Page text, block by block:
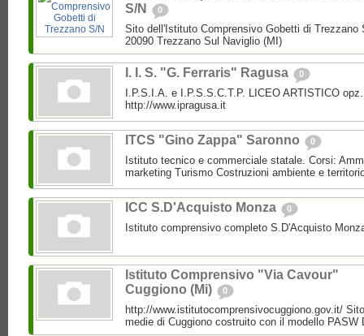
S/N
0
Sito dell'Istituto Comprensivo Gobetti di Trezzano
20090 Trezzano Sul Naviglio (MI)
I. I. S. "G. Ferraris" Ragusa 0
I.P.S.I.A. e I.P.S.S.C.T.P. LICEO ARTISTICO
http://www.ipragusa.it
ITCS "Gino Zappa" Saronno 0
Istituto tecnico e commerciale statale. Corsi:
marketing Turismo Costruzioni ambiente e
ICC S.D'Acquisto Monza 0
Istituto comprensivo completo S.D'Acquisto
Istituto Comprensivo "Via Cavour"
Cuggiono (Mi)
0
http://www.istitutocomprensivocuggiono.gov.it/
medie di Cuggiono costruito con il modello PASW